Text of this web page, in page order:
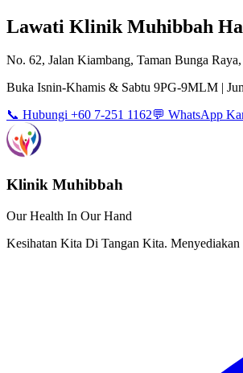
Lawati Klinik Muhibbah
No. 62, Jalan Kiambang, Taman Bunga
Buka Isnin-Khamis & Sabtu 9PG-9MLM |
📞 Hubungi +60 7-251 1162💬 WhatsApp
Klinik Muhibbah
Our Health In Our Hand
Kesihatan Kita Di Tangan Kita.